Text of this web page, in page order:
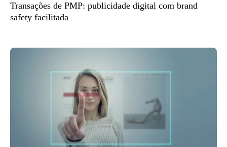
Transações de PMP: publicidade digital com brand
safety facilitada